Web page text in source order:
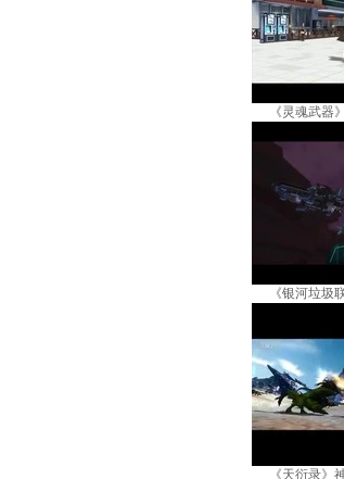
《灵魂武器
《银河垃圾
《天衍录》